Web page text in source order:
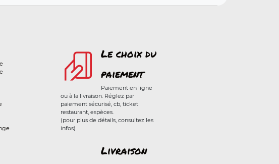
Le choix du
paiement
Paiement en ligne
ou à la livraison. Réglez par
paiement sécurisé, cb, ticket
restaurant, espèces.
(pour plus de détails, consultez les
infos)
Livraison